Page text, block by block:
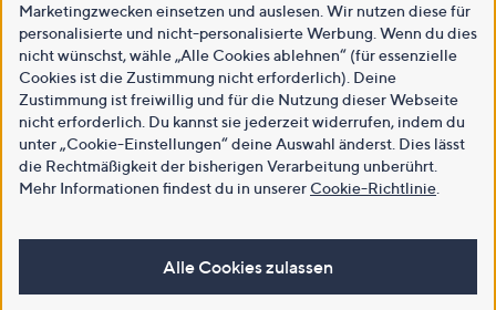
Marketingzwecken einsetzen und auslesen. Wir nutzen diese für
personalisierte und nicht-personalisierte Werbung. Wenn du dies
nicht wünschst, wähle „Alle Cookies ablehnen“ (für essenzielle
Cookies ist die Zustimmung nicht erforderlich). Deine
Zustimmung ist freiwillig und für die Nutzung dieser Webseite
nicht erforderlich. Du kannst sie jederzeit widerrufen, indem du
unter „Cookie-Einstellungen“ deine Auswahl änderst. Dies lässt
die Rechtmäßigkeit der bisherigen Verarbeitung unberührt.
Mehr Informationen findest du in unsererCookie-Richtlinie
Alle Cookies zulassen